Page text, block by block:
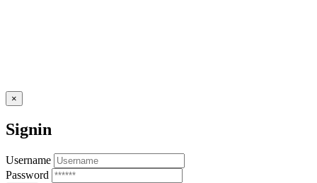
×
Signin
Username
Password